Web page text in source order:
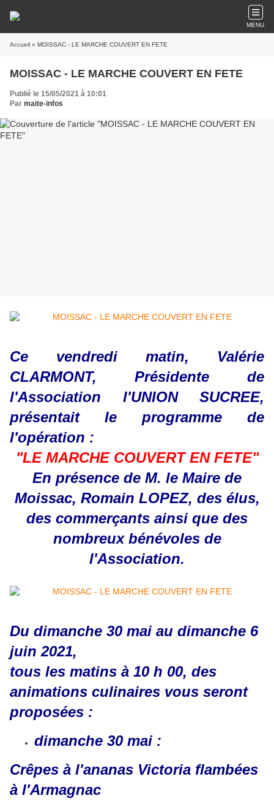
MENU
Accueil » MOISSAC - LE MARCHE COUVERT EN FETE
MOISSAC - LE MARCHE COUVERT EN FETE
Publié le 15/05/2021 à 10:01
Par maite-infos
Ce vendredi matin, Valérie
CLARMONT, Présidente de
l'Association l'UNION SUCREE,
présentait le programme de
l'opération :
"LE MARCHE COUVERT EN FETE"
En présence de M. le Maire de
Moissac, Romain LOPEZ, des élus,
des commerçants ainsi que des
nombreux bénévoles de
l'Association.
Du dimanche 30 mai au dimanche 6
juin 2021,
tous les matins à 10 h 00, des
animations culinaires vous seront
proposées :
dimanche 30 mai :
Crêpes à l'ananas Victoria flambées
à l'Armagnac